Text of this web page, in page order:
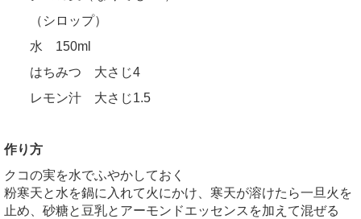
（シロップ）
水 150ml
はちみつ 大さじ4
レモン汁 大さじ1.5
作り方
クコの実を水でふやかしておく
粉寒天と水を鍋に入れて火にかけ、寒天が溶けたら一旦火を
止め、砂糖と豆乳とアーモンドエッセンスを加えて混ぜる